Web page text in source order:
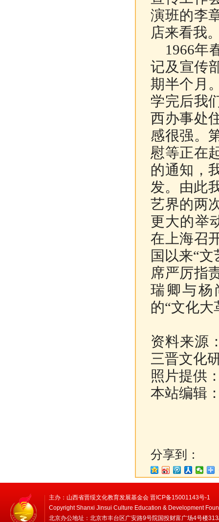
演班的李
店来看我
1966年
记及宣传
期半个月
学完后我
西办事处
感很强。
慰等正在
的通知，
发。由此
艺界的两
更大的举
在上海召
国以来“
席严厉指
瑞卿与杨
的“文化大
资料来源
三晋文化
照片提供
本站编辑
分享到：
主办：山西省晋绥文化教育发展基金会 晋ICP备15001143号-1
Copyright Shanxi Jinsui Culture Education & Development
北京办公地址：北京市丰台区广安路9号院国投财富广场4号楼